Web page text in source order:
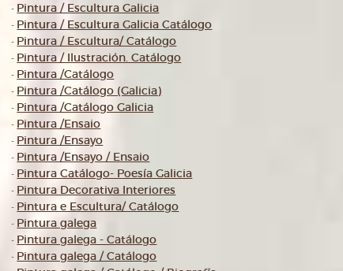
- Pintura / Escultura Galicia
- Pintura / Escultura Galicia Catálogo
- Pintura / Escultura/ Catálogo
- Pintura / Ilustración. Catálogo
- Pintura /Catálogo
- Pintura /Catálogo (Galicia)
- Pintura /Catálogo Galicia
- Pintura /Ensaio
- Pintura /Ensayo
- Pintura /Ensayo / Ensaio
- Pintura Catálogo- Poesía Galicia
- Pintura Decorativa Interiores
- Pintura e Escultura/ Catálogo
- Pintura galega
- Pintura galega - Catálogo
- Pintura galega / Catálogo